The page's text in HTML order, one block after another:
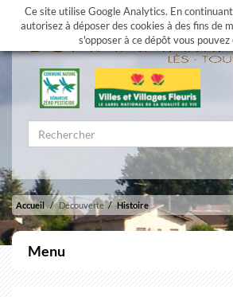
Ce site utilise Google Analytics. En
autorisez à déposer des cookies à des fins de
s'opposer à ce dépôt vous pouvez
Accueil Découverte Histoire
Menu